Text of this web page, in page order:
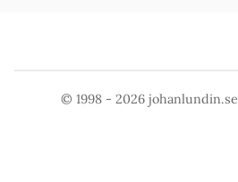
© 1998 - 2026johanlundin.se